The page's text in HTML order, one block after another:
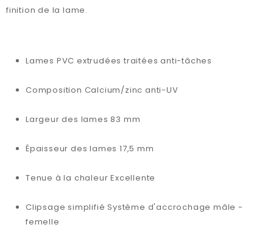
finition de la lame.
Lames PVC extrudées traitées anti-tâches
Composition Calcium/zinc anti-UV
Largeur des lames 83 mm
Épaisseur des lames 17,5 mm
Tenue à la chaleur Excellente
Clipsage simplifié Système d'accrochage mâle -
femelle